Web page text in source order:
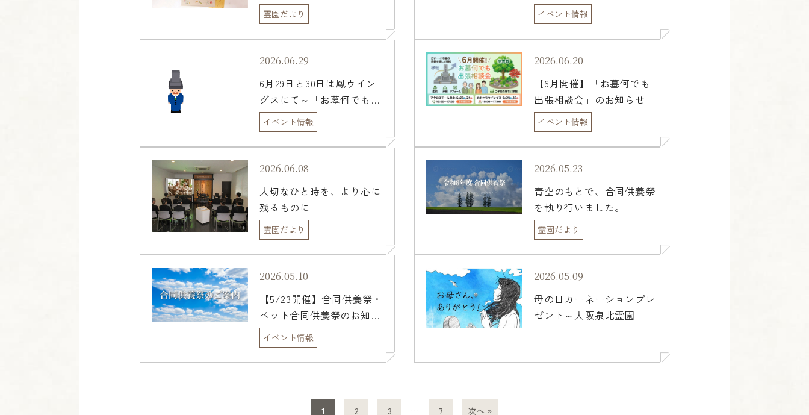
霊園だより
ながら未来を考える「樹木
葬合同見学会」のご案内
イベント情報
2026.06.29
6月29日と30日は鳳ウイン
グスにて～「お墓何でも相
談会」開催
イベント情報
2026.06.20
【6月開催】「お墓何でも
出張相談会」のお知らせ
イベント情報
2026.06.08
大切なひと時を、より心に
残るものに
霊園だより
2026.05.23
青空のもとで、合同供養祭
を執り行いました。
霊園だより
2026.05.10
【5/23開催】合同供養祭・
ペット合同供養祭のお知ら
せイベント情報
2026.05.09
母の日カーネーションプレ
ゼント～大阪泉北霊園
1 2 3 … 7 次へ »